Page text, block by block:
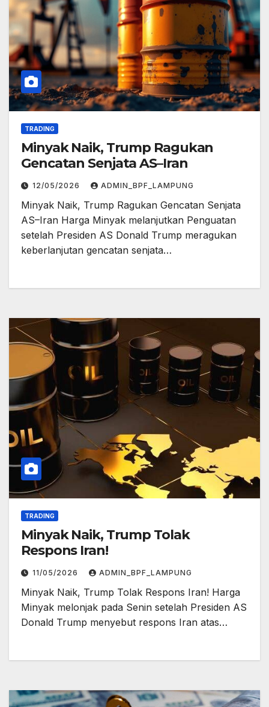
TRADING
Minyak Naik, Trump Ragukan
Gencatan Senjata AS–Iran
12/05/2026 ADMIN_BPF_LAMPUNG
Minyak Naik, Trump Ragukan Gencatan Senjata
AS–Iran Harga Minyak melanjutkan Penguatan
setelah Presiden AS Donald Trump meragukan
keberlanjutan gencatan senjata…
TRADING
Minyak Naik, Trump Tolak
Respons Iran!
11/05/2026 ADMIN_BPF_LAMPUNG
Minyak Naik, Trump Tolak Respons Iran! Harga
Minyak melonjak pada Senin setelah Presiden AS
Donald Trump menyebut respons Iran atas…